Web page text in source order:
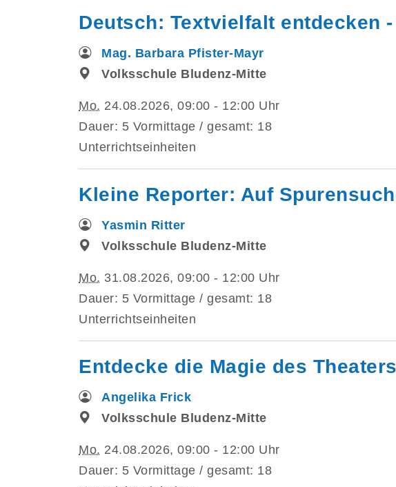
Deutsch: Textvielfalt entdecken
Mag. Barbara Pfister-Mayr
Volksschule Bludenz-Mitte
Mo. 24.08.2026, 09:00 - 12:00 Uhr
Dauer: 5 Vormittage / gesamt: 18
Unterrichtseinheiten
Kleine Reporter: Auf
Yasmin Ritter
Volksschule Bludenz-Mitte
Mo. 31.08.2026, 09:00 - 12:00 Uhr
Dauer: 5 Vormittage / gesamt: 18
Unterrichtseinheiten
Entdecke die Magie des
Angelika Frick
Volksschule Bludenz-Mitte
Mo. 24.08.2026, 09:00 - 12:00 Uhr
Dauer: 5 Vormittage / gesamt: 18